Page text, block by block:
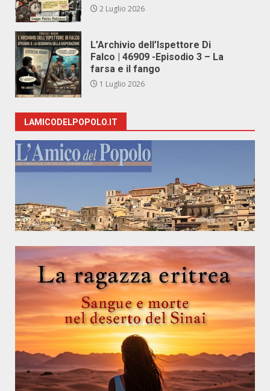
2 Luglio 2026
L’Archivio dell’Ispettore Di
Falco | 46909 -Episodio 3 – La
farsa e il fango
1 Luglio 2026
LAMICODELPOPOLO.IT